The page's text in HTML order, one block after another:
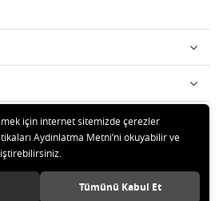
Hizmetleri Ltd. Şti. Tüm hakları saklıdır.
için internet sitemizde çerezler
Aydınlatma Metni’ni okuyabilir ve
Tümünü Kabul Et